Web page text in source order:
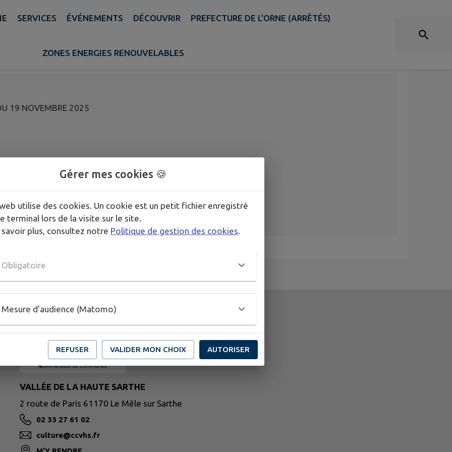
SERVICES ÉVÉNEMENTS DÉCOUVRIR PREFECTURE DE L'ORNE (ARRÊTÉS)
ZONES ENERGIES RENOUVELABLES
CONSEIL MUNICIPAL DU 19 NOVEMBRE
19 NOVEMBRE 2025
VALLÉE DE LA HAUTE SARTHE
2 route de Paris 61170 Le Mêle sur Sarthe
02 33 27 61 02
culture@ccvhs.fr
Gérer mes cookies 🍪
utilise des cookies. Un cookie est un petit fichier enregistré
terminal lors de la visite sur le site.
savoir plus, consultez notre Politique de gestion des cookies
Obligatoire
Mesure d'audience (Matomo)
REFUSER VALIDER MON CHOIX AUTORISER